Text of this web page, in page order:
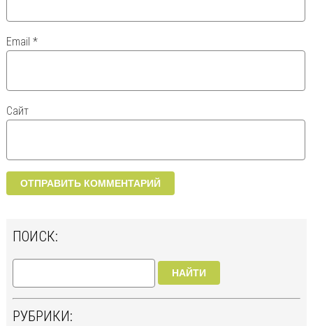
Email *
Сайт
ПОИСК:
НАЙТИ
РУБРИКИ: